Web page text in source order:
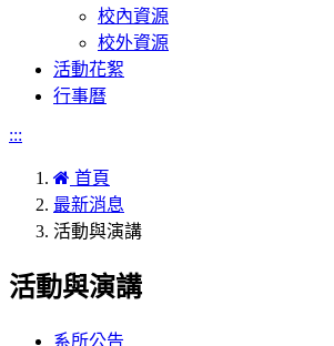
校內資源
校外資源
活動花絮
行事曆
:::
首頁
最新消息
活動與演講
活動與演講
系所公告